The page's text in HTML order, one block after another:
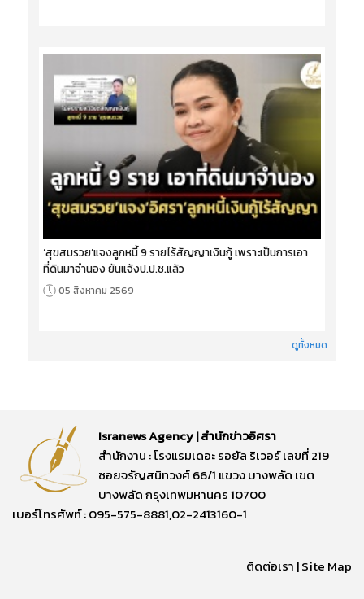
‘สุขสมรวย’แจงลูกหนี้ 9 รายไร้สัญญาเงินกู้ เพราะเป็นการเอา
ที่ดินมาจำนอง ยันแจ้งป.ป.ช.แล้ว
05 สิงหาคม 2569
ดูทั้งหมด
Isranews Agency | สำนักข่าวอิศรา
สำนักงาน : โรงแรมเดอะ รอยัล ริเวอร์ เลขที่ 219
ซอยจรัญสนิทวงศ์ 66/1 แขวง บางพลัด เขต
บางพลัด กรุงเทพมหานคร 10700
เบอร์โทรศัพท์ : 095-575-8881,02-2413160-1
ติดต่อเรา |Site Map